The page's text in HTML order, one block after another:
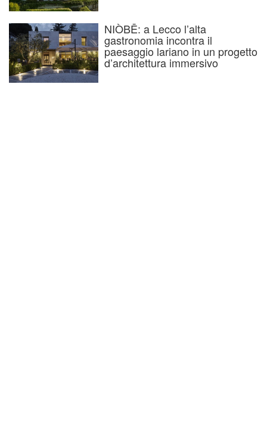
NIÒBĒ: a Lecco l’alta
gastronomia incontra il
paesaggio lariano in un progetto
d’architettura immersivo